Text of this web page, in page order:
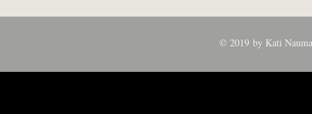
© 2019 by Kati